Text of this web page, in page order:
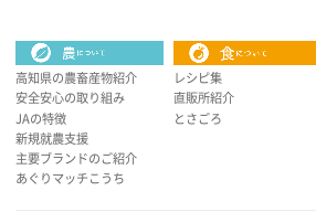
高知県の農畜産物紹介
安全安心の取り組み
JAの特徴
新規就農支援
主要ブランドのご紹介
あぐりマッチこうち
レシピ集
直販所紹介
とさごろ